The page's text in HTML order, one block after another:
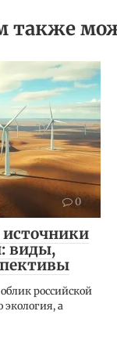
также
0
виды,
российской
экология, а